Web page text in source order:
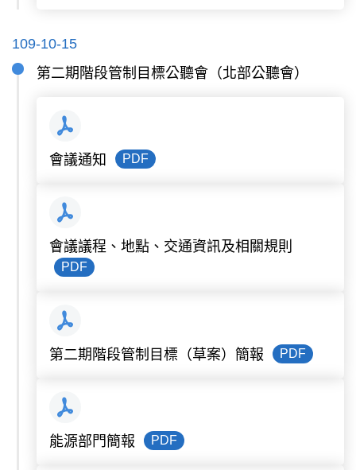
109-10-15
第二期階段管制目標公聽會（北部公聽會）
會議通知 PDF
會議議程、地點、交通資訊及相關規則
PDF
第二期階段管制目標（草案）簡報 PDF
能源部門簡報 PDF